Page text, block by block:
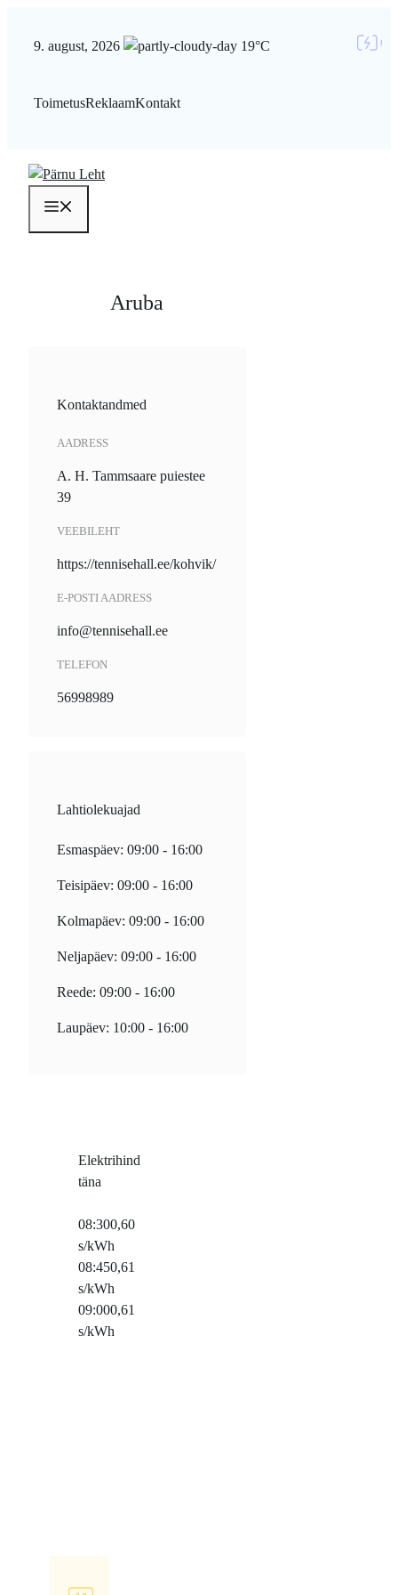
9. august, 2026 19°C
ToimetusReklaamKontakt
Aruba
Kontaktandmed
AADRESS
A. H. Tammsaare puiestee
39
VEEBILEHT
https://tennisehall.ee/kohvik/
E-POSTI AADRESS
info@tennisehall.ee
TELEFON
56998989
Lahtiolekuajad
Esmaspäev: 09:00 - 16:00
Teisipäev: 09:00 - 16:00
Kolmapäev: 09:00 - 16:00
Neljapäev: 09:00 - 16:00
Reede: 09:00 - 16:00
Laupäev: 10:00 - 16:00
Elektrihind
täna
08:300,60
s/kWh
08:450,61
s/kWh
09:000,61
s/kWh